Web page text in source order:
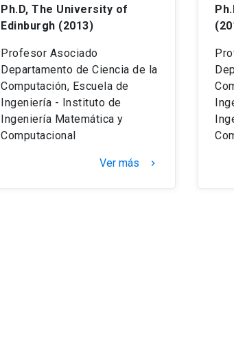
Ph.D, The University of
Edinburgh (2013)
Profesor Asociado
Departamento de Ciencia de la
Computación, Escuela de
Ingeniería - Instituto de
Ingeniería Matemática y
Computacional
Ver más keyboard_arrow_right